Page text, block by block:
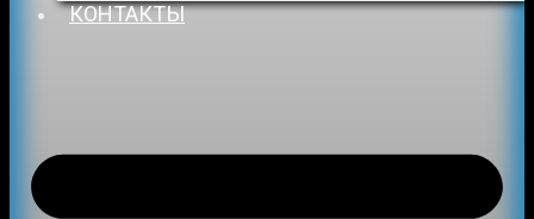
КОНТАКТЫ